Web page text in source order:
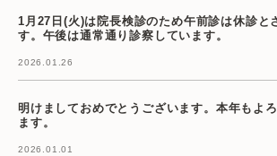
1月27日(火)は院長検診のため午前診は休診と
す。午後は通常通り診察しています。
2026.01.26
明けましておめでとうございます。本年もよ
ます。
2026.01.01